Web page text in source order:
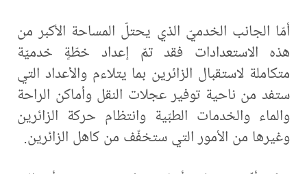
أمّا الجانب الخدميّ الذي يحتلّ المساحة الأكبر من
هذه الاستعدادات فقد تمّ إعداد خطّةٍ خدميّة
متكاملة لاستقبال الزائرين بما يتلاءم والأعداد التي
ستفد من ناحية توفير عجلات النقل وأماكن الراحة
والماء والخدمات الطبّية وانتظام حركة الزائرين
وغيرها من الأمور التي ستخفّف من كاهل الزائرين.